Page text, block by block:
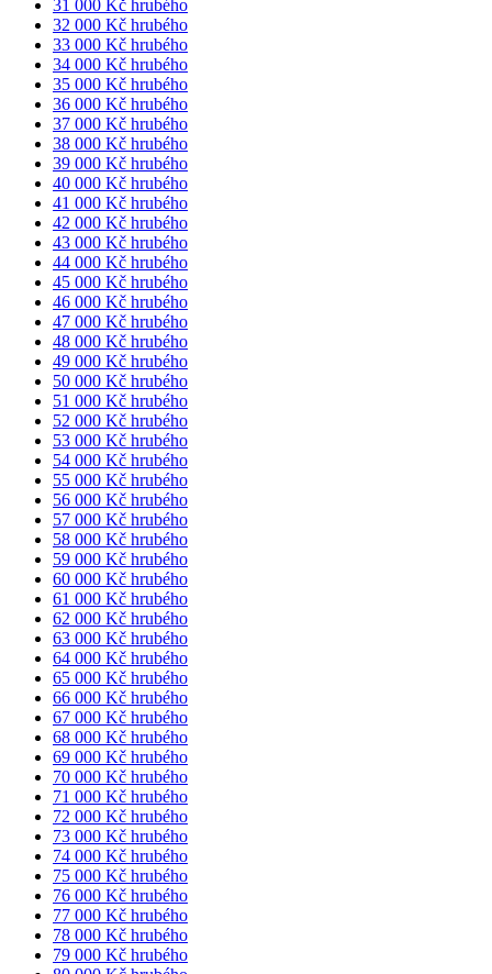
31 000 Kč hrubého
32 000 Kč hrubého
33 000 Kč hrubého
34 000 Kč hrubého
35 000 Kč hrubého
36 000 Kč hrubého
37 000 Kč hrubého
38 000 Kč hrubého
39 000 Kč hrubého
40 000 Kč hrubého
41 000 Kč hrubého
42 000 Kč hrubého
43 000 Kč hrubého
44 000 Kč hrubého
45 000 Kč hrubého
46 000 Kč hrubého
47 000 Kč hrubého
48 000 Kč hrubého
49 000 Kč hrubého
50 000 Kč hrubého
51 000 Kč hrubého
52 000 Kč hrubého
53 000 Kč hrubého
54 000 Kč hrubého
55 000 Kč hrubého
56 000 Kč hrubého
57 000 Kč hrubého
58 000 Kč hrubého
59 000 Kč hrubého
60 000 Kč hrubého
61 000 Kč hrubého
62 000 Kč hrubého
63 000 Kč hrubého
64 000 Kč hrubého
65 000 Kč hrubého
66 000 Kč hrubého
67 000 Kč hrubého
68 000 Kč hrubého
69 000 Kč hrubého
70 000 Kč hrubého
71 000 Kč hrubého
72 000 Kč hrubého
73 000 Kč hrubého
74 000 Kč hrubého
75 000 Kč hrubého
76 000 Kč hrubého
77 000 Kč hrubého
78 000 Kč hrubého
79 000 Kč hrubého